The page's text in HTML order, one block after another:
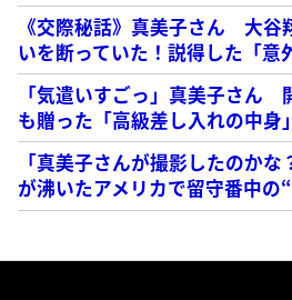
《交際秘話》真美子さん 大谷
いを断っていた！説得した「意
「気遣いすごっ」真美子さん
も贈った「高級差し入れの中身」
「真美子さんが撮影したのか
が沸いたアメリカで留守番中の